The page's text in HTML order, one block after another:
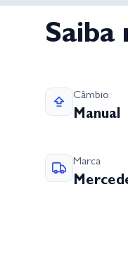
Saiba
Câmbio
Manual
Marca